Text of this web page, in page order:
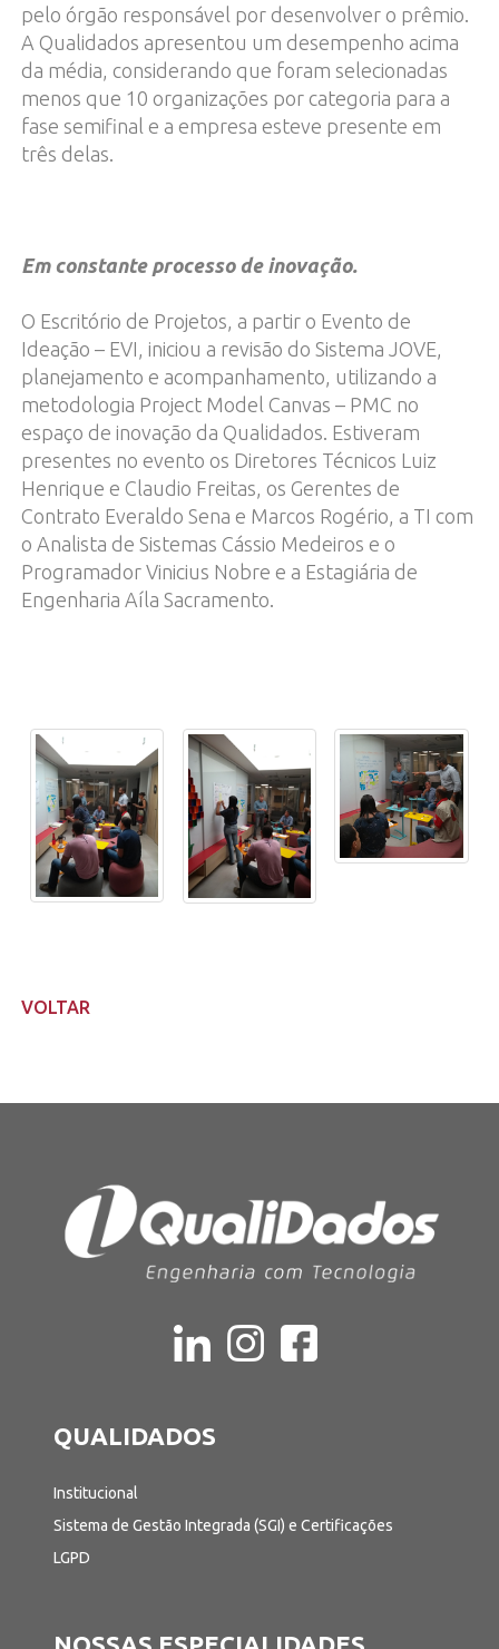
pelo órgão responsável por desenvolver o prêmio.
A Qualidados apresentou um desempenho acima
da média, considerando que foram selecionadas
menos que 10 organizações por categoria para a
fase semifinal e a empresa esteve presente em
três delas.
Em constante processo de inovação.
O Escritório de Projetos, a partir o Evento de
Ideação – EVI, iniciou a revisão do Sistema JOVE,
planejamento e acompanhamento, utilizando a
metodologia Project Model Canvas – PMC no
espaço de inovação da Qualidados. Estiveram
presentes no evento os Diretores Técnicos Luiz
Henrique e Claudio Freitas, os Gerentes de
Contrato Everaldo Sena e Marcos Rogério, a TI com
o Analista de Sistemas Cássio Medeiros e o
Programador Vinicius Nobre e a Estagiária de
Engenharia Aíla Sacramento.
VOLTAR
QUALIDADOS
Institucional
Sistema de Gestão Integrada (SGI) e Certificações
LGPD